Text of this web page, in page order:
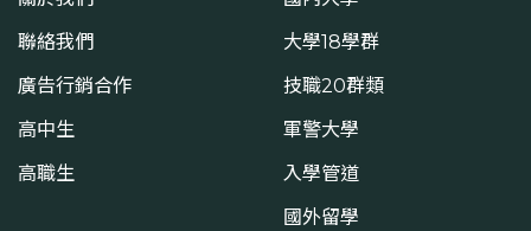
聯絡我們
廣告行銷合作
高中生
高職生
大學18學群
技職20群類
軍警大學
入學管道
國外留學